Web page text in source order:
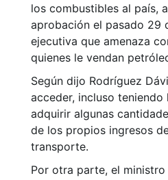
los combustibles al país,
aprobación el pasado 29
ejecutiva que amenaza
quienes le vendan
Según dijo Rodríguez
acceder, incluso
adquirir algunas
de los propios ingresos
transporte.
Por otra parte, el